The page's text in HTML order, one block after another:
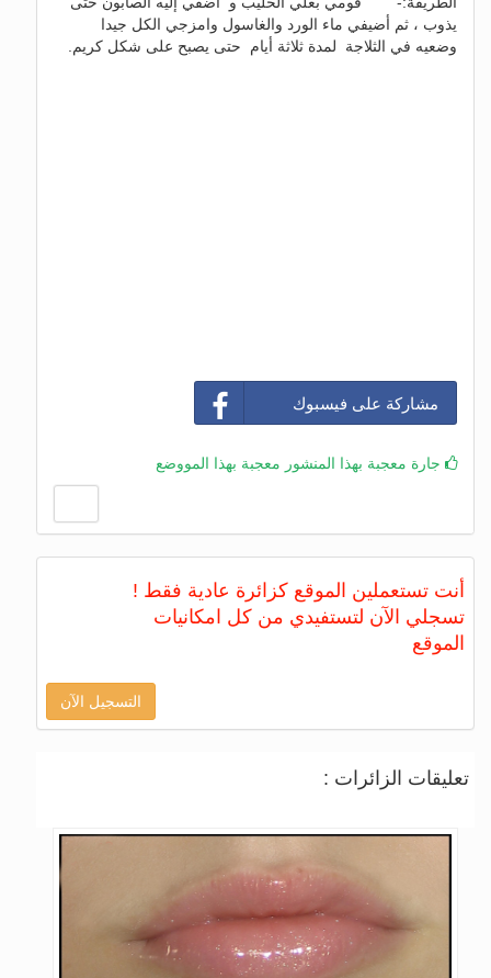
يذوب ، ثم أضيفي ماء الورد والغاسول وامزجي الكل جيدا
وضعيه في الثلاجة لمدة ثلاثة أيام حتى يصبح على شكل كريم.
مشاركة على فيسبوك
جارة معجبة بهذا المنشور معجبة بهذا المووضع
أنت تستعملين الموقع كزائرة عادية فقط !
تسجلي الآن لتستفيدي من كل امكانيات
الموقع
التسجيل الآن
تعليقات الزائرات :